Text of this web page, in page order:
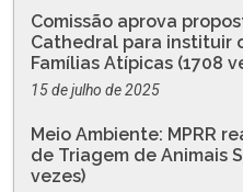
Comissão aprova
Cathedral para instituir
Famílias Atípicas (1708
15 de julho de 2025
Meio Ambiente: MPRR
de Triagem de Animais
vezes)